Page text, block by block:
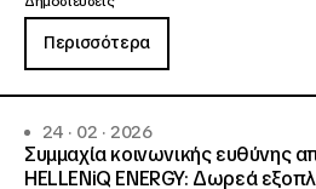
Περισσότερα
24 · 02 · 2026
Συμμαχία κοινωνικής ευθύνης
HELLENiQ ENERGY: Δωρεά